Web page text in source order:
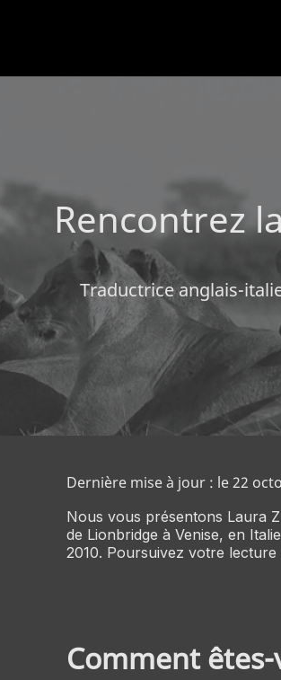
Rencontrez
Traductrice anglais-
Dernière mise à jour : le 22
Nous vous présentons Laura
de Lionbridge à Venise, en
2010. Poursuivez votre
Comment